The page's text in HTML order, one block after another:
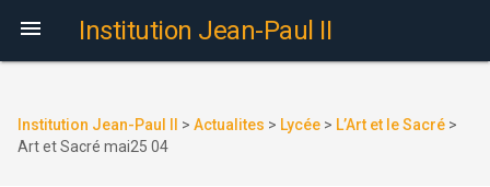
 Institution Jean-Paul II
Institution Jean-Paul II > Actualites > Lycée > L’Art et le Sacré >
Art et Sacré mai25 04